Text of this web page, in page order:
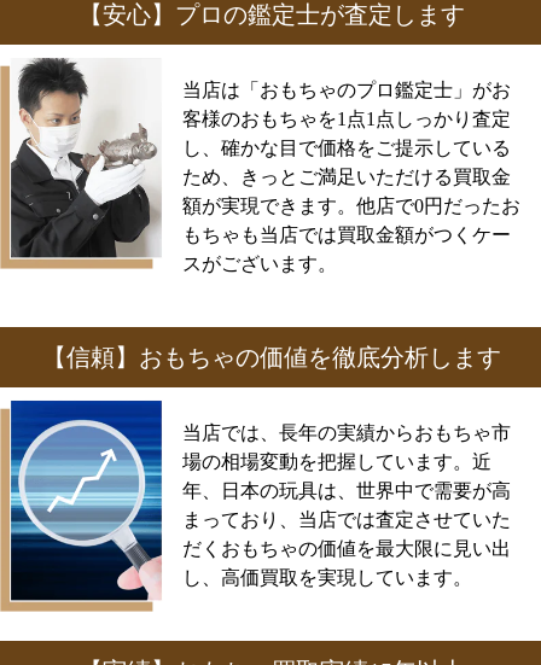
【安心】プロの鑑定士が査定します
当店は「おもちゃのプロ鑑定士」がお
客様のおもちゃを1点1点しっかり査定
し、確かな目で価格をご提示している
ため、きっとご満足いただける買取金
額が実現できます。他店で0円だったお
もちゃも当店では買取金額がつくケー
スがございます。
【信頼】おもちゃの価値を徹底分析します
当店では、長年の実績からおもちゃ市
場の相場変動を把握しています。近
年、日本の玩具は、世界中で需要が高
まっており、当店では査定させていた
だくおもちゃの価値を最大限に見い出
し、高価買取を実現しています。